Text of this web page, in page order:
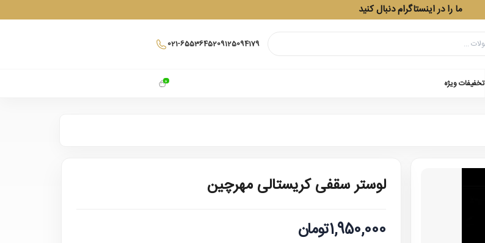
ما را در اینستاگرام دنبال کنید
021-6553645209125094179
0 تخفیفات ویژه
لوستر سقفی کریستالی مهرچین
1,950,000تومان